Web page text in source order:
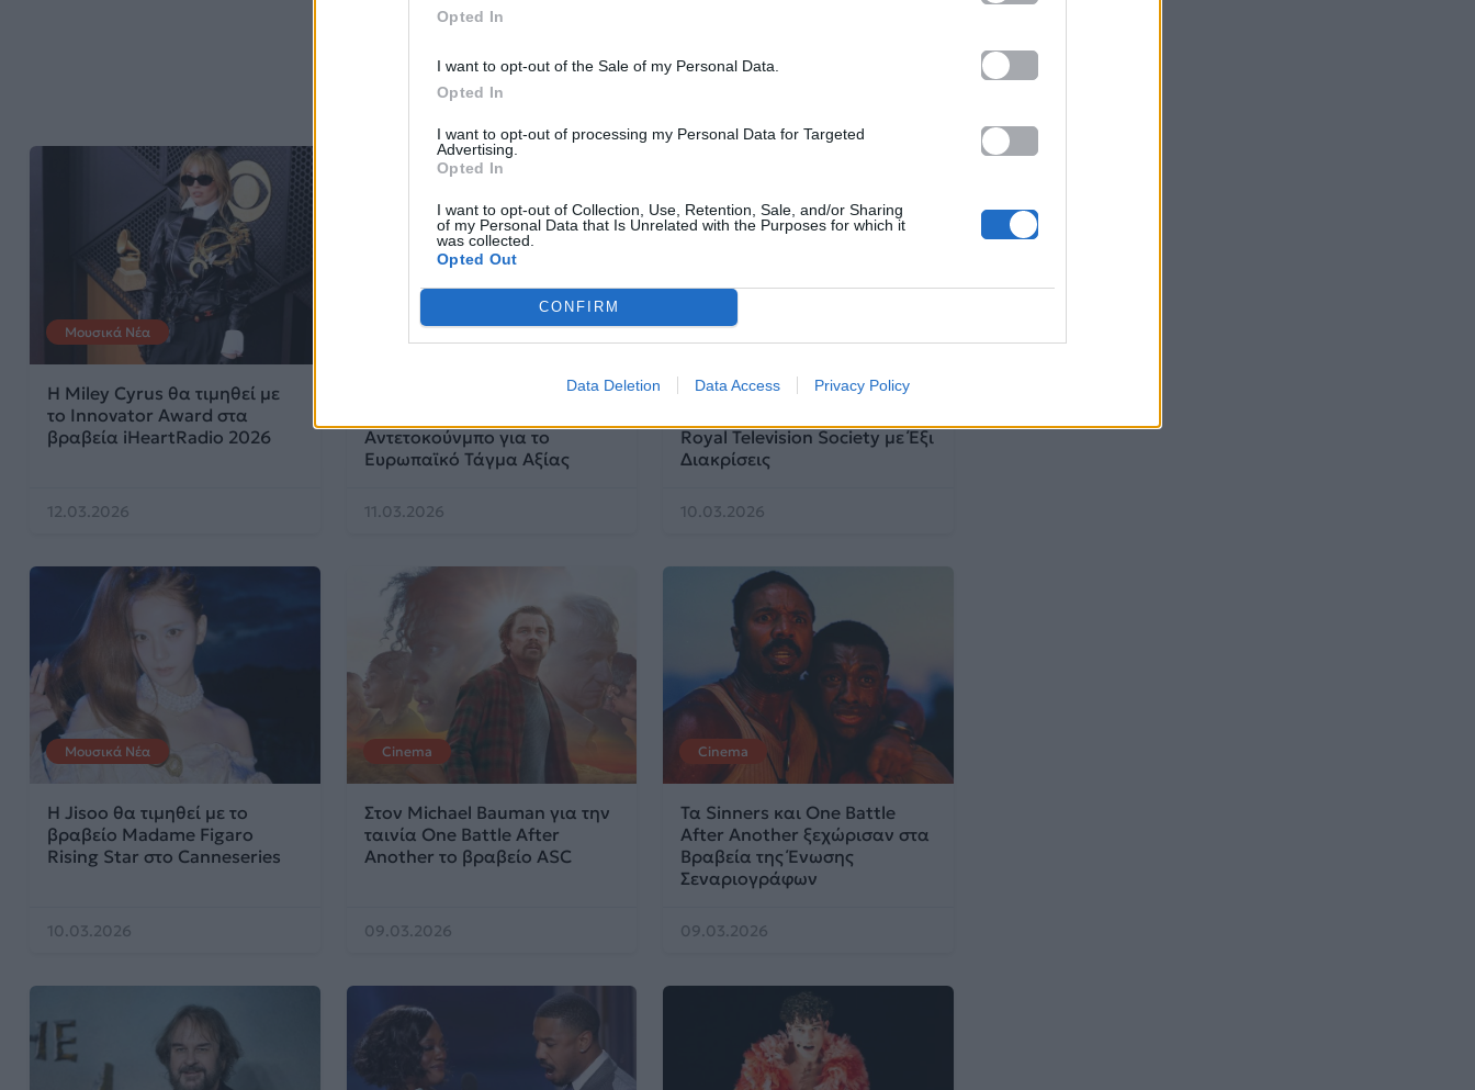
Opted In
I want to opt-out of the Sale of my Personal Data.
Opted In
I want to opt-out of processing my Personal Data for Targeted
Advertising.
Opted In
I want to opt-out of Collection, Use, Retention, Sale, and/or Sharing
of my Personal Data that Is Unrelated with the Purposes for which it
was collected.
Opted Out
CONFIRM
Data Deletion Data Access Privacy Policy
Μουσικά Νέα
Η Miley Cyrus θα τιμηθεί με
το Innovator Award στα
βραβεία iHeartRadio 2026
12.03.2026
Celeb News
Ο Κυριάκος Μητσοτάκης
Αντετοκούνμπο για το
Ευρωπαϊκό Τάγμα Αξίας
11.03.2026
Cinema
Το «Adolescence» Σαρώνει τις
Royal Television Society με Έξι
Διακρίσεις
10.03.2026
Μουσικά Νέα
Η Jisoo θα τιμηθεί με το
βραβείο Madame Figaro
Rising Star στο Canneseries
10.03.2026
Cinema
Στον Michael Bauman για την
ταινία One Battle After
Another το βραβείο ASC
09.03.2026
Cinema
Τα Sinners και One Battle
After Another ξεχώρισαν στα
Βραβεία της Ένωσης
Σεναριογράφων
09.03.2026